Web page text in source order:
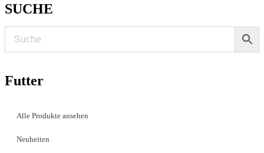
SUCHE
Futter
Alle Produkte ansehen
Neuheiten